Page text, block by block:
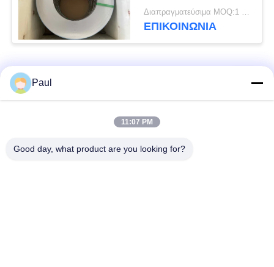
Χάλυβα ταινία ψυχρής
έλασης
Διαπραγματεύσιμα MOQ:1 τόνος
ΕΠΙΚΟΙΝΩΝΊΑ
Λαϊκή κατηγορία
Σκληραίνοντας
Paul
11:07 PM
Good day, what product are you looking for?